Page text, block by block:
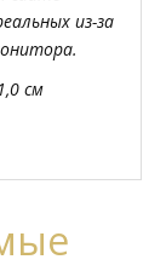
из-за
см